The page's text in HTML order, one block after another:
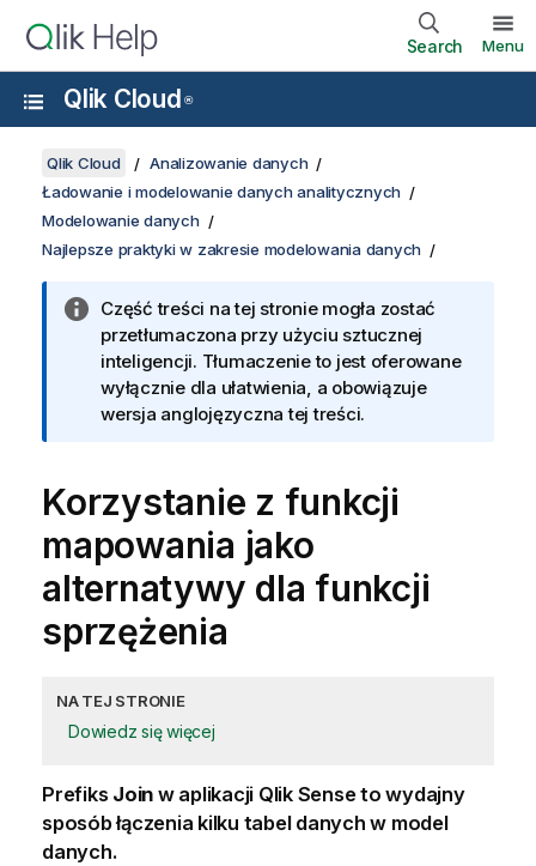
Search Menu
Qlik Cloud ®
Qlik Cloud
Analizowanie danych
Ładowanie i modelowanie danych analitycznych
Modelowanie danych
Najlepsze praktyki w zakresie modelowania danych
Część treści na tej stronie mogła zostać
przetłumaczona przy użyciu sztucznej
inteligencji. Tłumaczenie to jest oferowane
wyłącznie dla ułatwienia, a obowiązuje
wersja anglojęzyczna tej treści.
Korzystanie z funkcji
mapowania jako
alternatywy dla funkcji
sprzężenia
NA TEJ STRONIE
Dowiedz się więcej
Prefiks Join w aplikacji Qlik Senseto wydajny
sposób łączenia kilku tabel danych w model
danych.